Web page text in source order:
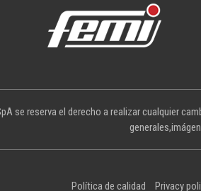
se reserva el derecho a realizar cualquier
Política de calidad Privacy